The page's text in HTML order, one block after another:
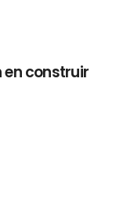
en construir